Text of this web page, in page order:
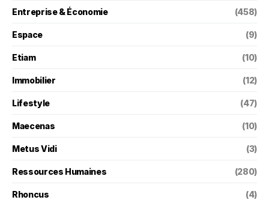
Entreprise & Économie (458)
Espace (9)
Etiam (10)
Immobilier (12)
Lifestyle (47)
Maecenas (10)
Metus Vidi (3)
Ressources Humaines (280)
Rhoncus (4)